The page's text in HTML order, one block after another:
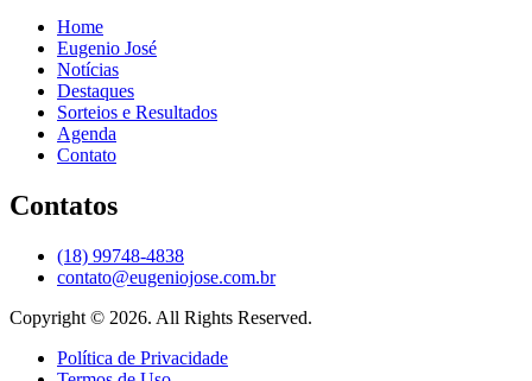
Home
Eugenio José
Notícias
Destaques
Sorteios e Resultados
Agenda
Contato
Contatos
(18) 99748-4838
contato@eugeniojose.com.br
Copyright © 2026. All Rights Reserved.​
Política de Privacidade